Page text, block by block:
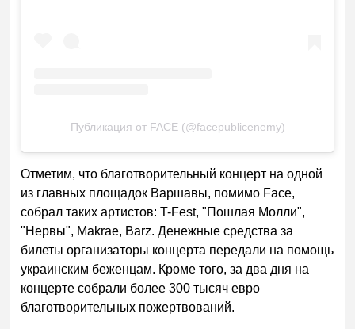
Публикация от FACE (@facepublicenemy)
Отметим, что благотворительный концерт на одной
из главных площадок Варшавы, помимо Face,
собрал таких артистов: T-Fest, "Пошлая Молли",
"Нервы", Makrae, Barz. Денежные средства за
билеты организаторы концерта передали на помощь
украинским беженцам. Кроме того, за два дня на
концерте собрали более 300 тысяч евро
благотворительных пожертвований.